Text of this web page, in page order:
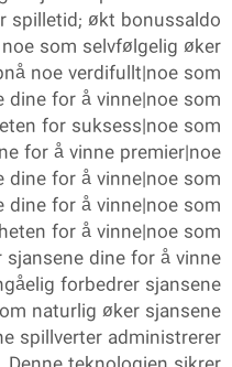
spilletid; økt bonussaldo
som selvfølgelig øker
noe verdifullt|noe som
dine for å vinne|noe som
for suksess|noe som
for å vinne premier|noe
dine for å vinne|noe som
dine for å vinne|noe som
for å vinne|noe som
sjansene dine for å vinne
forbedrer sjansene
naturlig øker sjansene
spillverter administrerer